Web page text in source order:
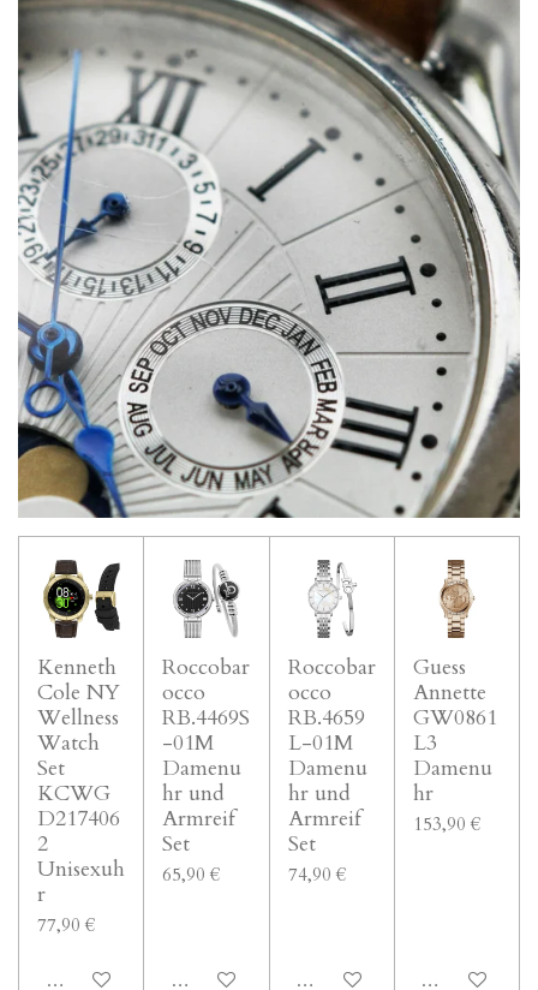
Kenneth
Cole NY
Wellness
Watch
Set
KCWG
D217406
2
Unisexuh
r
77,90 €
In den Warenkorb
Roccobar
occo
RB.4469S
-01M
Damenu
hr und
Armreif
Set
65,90 €
In den Warenkorb
Roccobar
occo
RB.4659
L-01M
Damenu
hr und
Armreif
Set
74,90 €
In den Warenkorb
Guess
Annette
GW0861
L3
Damenu
hr
153,90 €
In den